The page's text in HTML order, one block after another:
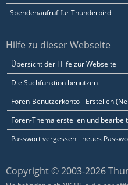
Spendenaufruf für Thunderbird
Hilfe zu dieser Webseite
Übersicht der Hilfe zur Webseite
Die Suchfunktion benutzen
Foren-Benutzerkonto - Erstellen
Foren-Thema erstellen und
Passwort vergessen - neues
Copyright © 2003-2026